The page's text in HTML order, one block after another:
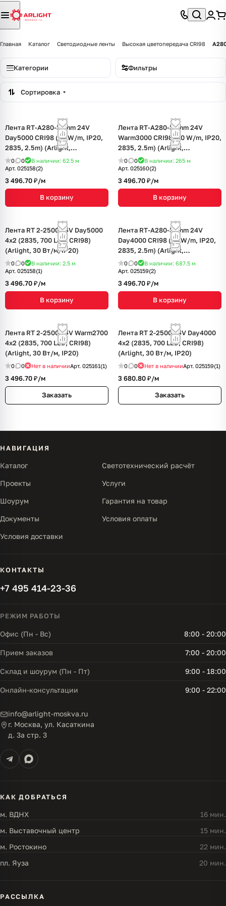
Главная Каталог Светодиодные ленты Высокая цветопередача CRI98
Категории Фильтры
Сортировка
Лента RT-A280-36mm 24V
Day5000 CRI98 (30 W/m, IP20,
2835, 2.5m) (Arlight,
Открытый)
0 0 В наличии: 62.5 м
Арт. 025158(2)
3 496.70 ₽/м
В корзину
Лента RT-A280-36mm 24V
Warm3000 CRI98 (30 W/m, IP20,
2835, 2.5m) (Arlight,
Открытый)
0 0 В наличии: 265 м
Арт. 025160(2)
3 496.70 ₽/м
В корзину
Лента RT 2-2500 24V Day5000
4x2 (2835, 700 LED, CRI98)
(Arlight, 30 Вт/м, IP20)
0 0 В наличии: 2.5 м
Арт. 025158(1)
3 496.70 ₽/м
В корзину
Лента RT-A280-36mm 24V
Day4000 CRI98 (30 W/m, IP20,
2835, 2.5m) (Arlight,
Открытый)
0 0 В наличии: 687.5 м
Арт. 025159(2)
3 496.70 ₽/м
В корзину
Лента RT 2-2500 24V Warm2700
4x2 (2835, 700 LED, CRI98)
(Arlight, 30 Вт/м, IP20)
0 0 Нет в наличииАрт. 025161(1)
3 496.70 ₽/м
Заказать
Лента RT 2-2500 24V Day4000
4x2 (2835, 700 LED, CRI98)
(Arlight, 30 Вт/м, IP20)
0 0 Нет в наличииАрт. 025159(1)
3 680.80 ₽/м
Заказать
НАВИГАЦИЯ
Каталог Светотехнический расчёт
Проекты Услуги
Шоурум Гарантия на товар
Документы Условия оплаты
Условия доставки
КОНТАКТЫ
+7 495 414-23-36
РЕЖИМ РАБОТЫ
Офис (Пн - Вс) 8:00 - 20:00
Прием заказов 7:00 - 20:00
Склад и шоурум (Пн - Пт) 9:00 - 18:00
Онлайн-консультации 9:00 - 22:00
info@arlight-moskva.ru
г. Москва, ул. Касаткина
д. 3а стр. 3
КАК ДОБРАТЬСЯ
м. ВДНХ
16 мин.
м. Выставочный центр
15 мин.
м. Ростокино
22 мин.
пл. Яуза
20 мин.
РАССЫЛКА